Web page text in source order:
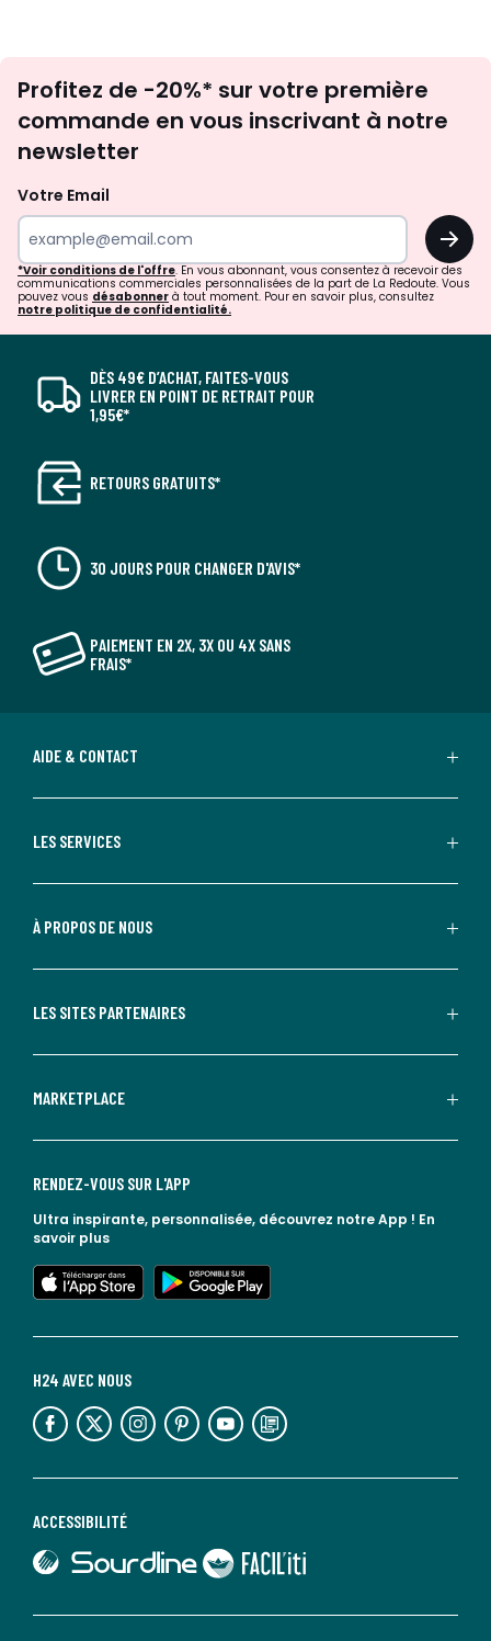
newsletter
Profitez de -20%* sur votre première
commande en vous inscrivant à notre
newsletter
Votre Email
OK
*Voir conditions de l'offre. En vous abonnant, vous consentez à recevoir des
communications commerciales personnalisées de la part de La Redoute. Vous
pouvez vous désabonner à tout moment. Pour en savoir plus, consultez
notre politique de confidentialité.
DÈS 49€ D’ACHAT, FAITES-VOUS
LIVRER EN POINT DE RETRAIT POUR
1,95€*
RETOURS GRATUITS*
30 JOURS POUR CHANGER D'AVIS*
PAIEMENT EN 2X, 3X OU 4X SANS
FRAIS*
AIDE & CONTACT
LES SERVICES
À PROPOS DE NOUS
LES SITES PARTENAIRES
MARKETPLACE
ACCESSIBILITÉ
lien vers Sourdline
lien vers Faciliti
H24 AVEC NOUS
lien vers l'espace réseaux sociaux lien vers l'espace réseaux sociaux lien vers l'espace réseaux sociaux lien vers l'espace réseaux sociaux lien vers l'espace réseaux sociaux lien vers le blog la redoute
RENDEZ-VOUS SUR L'APP
Ultra inspirante, personnalisée, découvrez notre App ! En
savoir plus
lien vers l'app store
lien vers google play